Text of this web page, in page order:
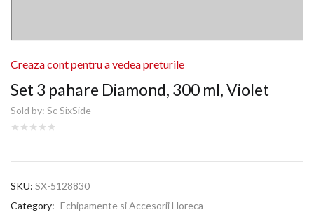
Set 3 pahare Diamond, 300 ml, Violet
Sold by: Sc SixSide
Creaza cont pentru a vedea preturile
SKU: SX-5128830
Category: Echipamente si Accesorii Horeca